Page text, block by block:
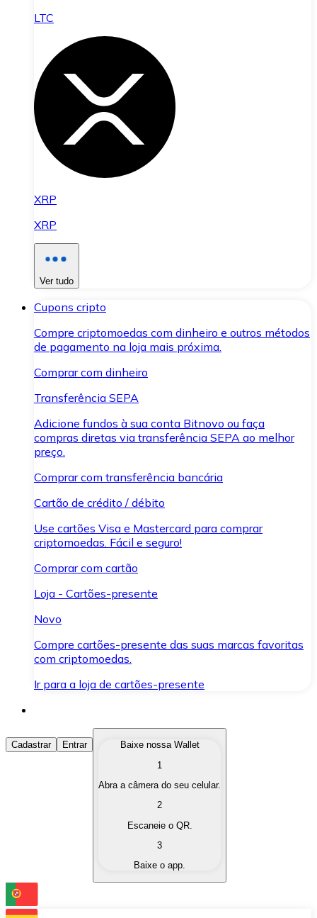
LTC
XRP
XRP
Ver tudo
Cupons cripto
Compre criptomoedas com dinheiro e outros métodos
de pagamento na loja mais próxima.
Comprar com dinheiro
Transferência SEPA
Adicione fundos à sua conta Bitnovo ou faça
compras diretas via transferência SEPA ao melhor
preço.
Comprar com transferência bancária
Cartão de crédito / débito
Use cartões Visa e Mastercard para comprar
criptomoedas. Fácil e seguro!
Comprar com cartão
Loja - Cartões-presente
Novo
Compre cartões-presente das suas marcas favoritas
com criptomoedas.
Ir para a loja de cartões-presente
Comprar Criptomoedas
Compre as criptomoedas de seu interesse de forma
Converta suas criptomoedas em moeda fiduciária
Troque uma criptomoeda por outra
Cadastrar Entrar
Baixe nossa Wallet
1
Abra a câmera do seu celular.
2
Escaneie o QR.
3
Baixe o app.